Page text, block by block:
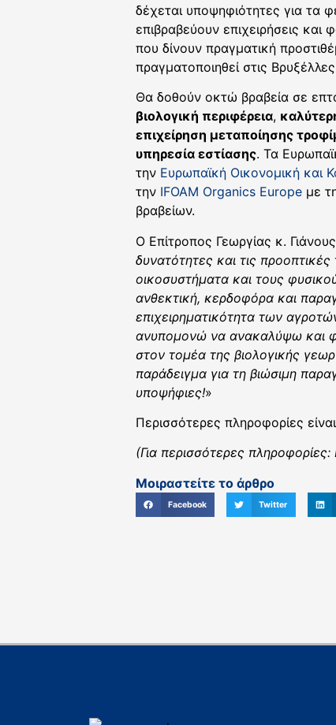
δέχεται υποψηφιότητες για τα
επιβραβεύουν επιχειρήσεις
που δίνουν πραγματική
πραγματοποιηθεί στις Βρυξέλλες
Θα δοθούν οκτώ βραβεία σε
βιολογική περιφέρεια,
επιχείρηση μεταποίησης
υπηρεσία εστίασης. Τα
την Ευρωπαϊκή Οικονομική και
την IFOAM Organics Europe με
βραβείων.
Ο Επίτροπος Γεωργίας κ. Γιάνους
δυνατότητες και τις
οικοσυστήματα και τους
ανθεκτική, κερδοφόρα και
επιχειρηματικότητα των
ανυπομονώ να ανακαλύψω και
στον τομέα της βιολογικής
παράδειγμα για τη βιώσιμη
υποψήφιες!»
Περισσότερες πληροφορίες
(Για περισσότερες
Μοιραστείτε το άρθρο
Facebook Twitter